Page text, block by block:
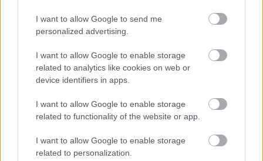
I want to allow Google to send me
personalized advertising.
I want to allow Google to enable storage
related to analytics like cookies on web or
device identifiers in apps.
I want to allow Google to enable storage
related to functionality of the website or app.
I want to allow Google to enable storage
related to personalization.
Μάριους Κράιγκερ Λιντ: Ο ποδοσφαιριστής που παίζει στο
Conference χωρίς δεξί χέρι (vid)!
Τζέφρι Μονκαντά: Ποιος είναι ο «εγκέφαλος» που εμπιστεύτηκε
ο Βαγγέλης Μαρινάκης